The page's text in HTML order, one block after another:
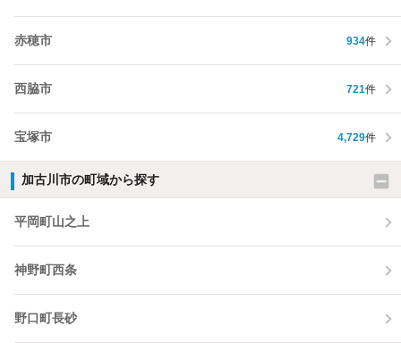
赤穂市 934件
西脇市 721件
宝塚市 4,729件
加古川市の町域から探す
平岡町山之上
神野町西条
野口町長砂